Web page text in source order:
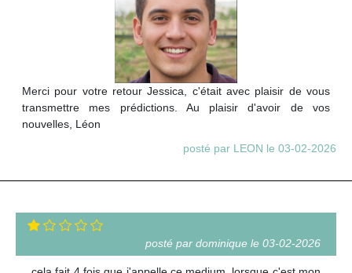
Merci pour votre retour Jessica, c'était avec plaisir de vous
transmettre mes prédictions. Au plaisir d'avoir de vos
nouvelles, Léon
posté par LEON le 03-02-2026
posté par dominique le 03-02-2026